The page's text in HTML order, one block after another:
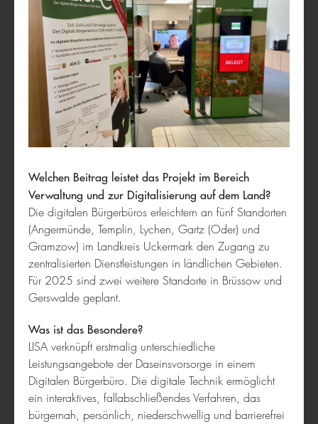
Wissenswerkstatt Schweinfurt e.V.
bring-together
Welchen Beitrag leistet das Projekt im Bereich
Verwaltung und zur Digitalisierung auf dem Land?
Die digitalen Bürgerbüros erleichtern an fünf Standorten
(Angermünde, Templin, Lychen, Gartz (Oder) und
Gramzow) im Landkreis Uckermark den Zugang zu
zentralisierten Dienstleistungen in ländlichen Gebieten.
Für 2025 sind zwei weitere Standorte in Brüssow und
Gerswalde geplant.
Was ist das Besondere?
LISA verknüpft erstmalig unterschiedliche
Leistungsangebote der Daseinsvorsorge in einem
Digitalen Bürgerbüro. Die digitale Technik ermöglicht
ein interaktives, fallabschließendes Verfahren, das
bürgernah, persönlich, niederschwellig und barrierefrei